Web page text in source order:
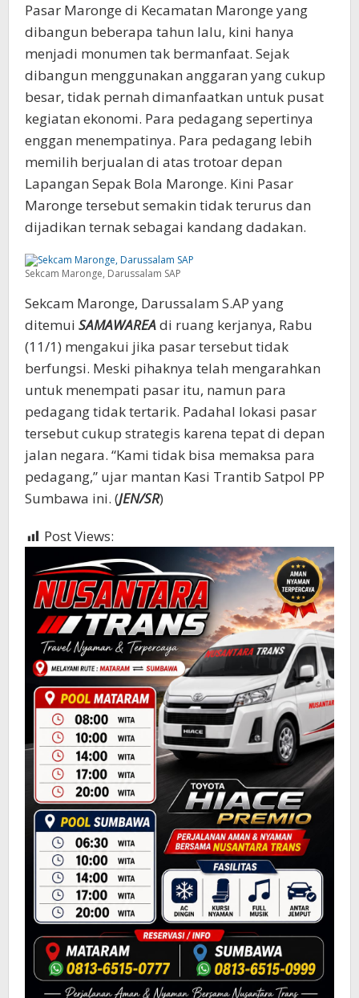
Pasar Maronge di Kecamatan Maronge yang
dibangun beberapa tahun lalu, kini hanya
menjadi monumen tak bermanfaat. Sejak
dibangun menggunakan anggaran yang cukup
besar, tidak pernah dimanfaatkan untuk pusat
kegiatan ekonomi. Para pedagang sepertinya
enggan menempatinya. Para pedagang lebih
memilih berjualan di atas trotoar depan
Lapangan Sepak Bola Maronge. Kini Pasar
Maronge tersebut semakin tidak terurus dan
dijadikan ternak sebagai kandang dadakan.
Sekcam Maronge, Darussalam SAP
Sekcam Maronge, Darussalam S.AP yang
ditemui SAMAWAREAdi ruang kerjanya, Rabu
(11/1) mengakui jika pasar tersebut tidak
berfungsi. Meski pihaknya telah mengarahkan
untuk menempati pasar itu, namun para
pedagang tidak tertarik. Padahal lokasi pasar
tersebut cukup strategis karena tepat di depan
jalan negara. “Kami tidak bisa memaksa para
pedagang,” ujar mantan Kasi Trantib Satpol PP
Sumbawa ini. (JEN/SR)
Post Views: